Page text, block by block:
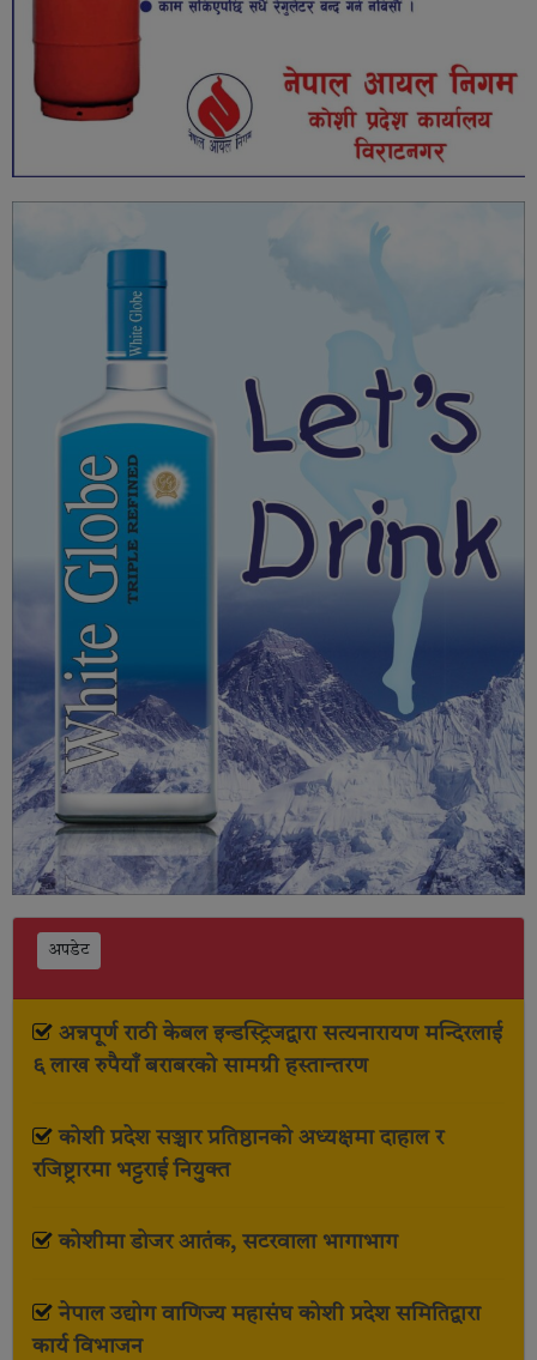
अपडेट
अन्नपूर्ण राठी केबल इन्डस्ट्रिजद्वारा सत्यनारायण मन्दिरलाई
६ लाख रुपैयाँ बराबरको सामग्री हस्तान्तरण
कोशी प्रदेश सञ्चार प्रतिष्ठानको अध्यक्षमा दाहाल र
रजिष्ट्रारमा भट्टराई नियुक्त
कोशीमा डोजर आतंक, सटरवाला भागाभाग
नेपाल उद्योग वाणिज्य महासंघ कोशी प्रदेश समितिद्वारा
कार्य विभाजन